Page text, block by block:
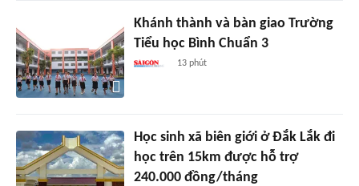
Khánh thành và bàn giao Trường
Tiểu học Bình Chuẩn 3
13 phút
Học sinh xã biên giới ở Đắk Lắk đi
học trên 15km được hỗ trợ
240.000 đồng/tháng